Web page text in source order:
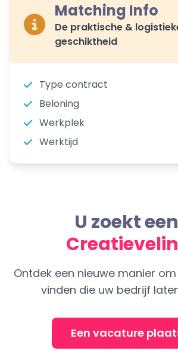
Matching Info
De praktische &
geschiktheid
Type contract
Beloning
Werkplek
Werktijd
U zoekt
Ontdek een nieuwe manier
vinden die uw bedrijf
Een vacature